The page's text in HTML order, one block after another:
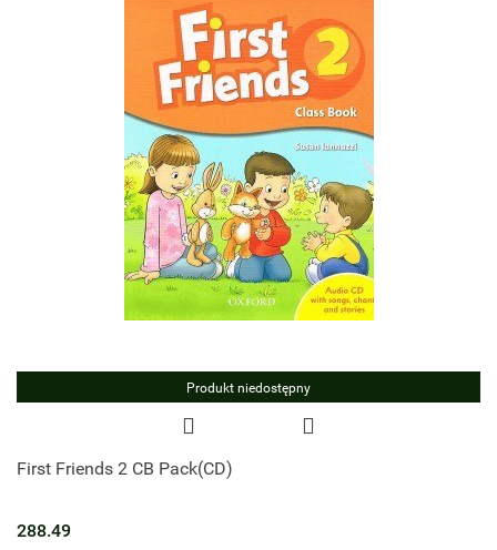
Produkt niedostępny
First Friends 2 CB Pack(CD)
288.49